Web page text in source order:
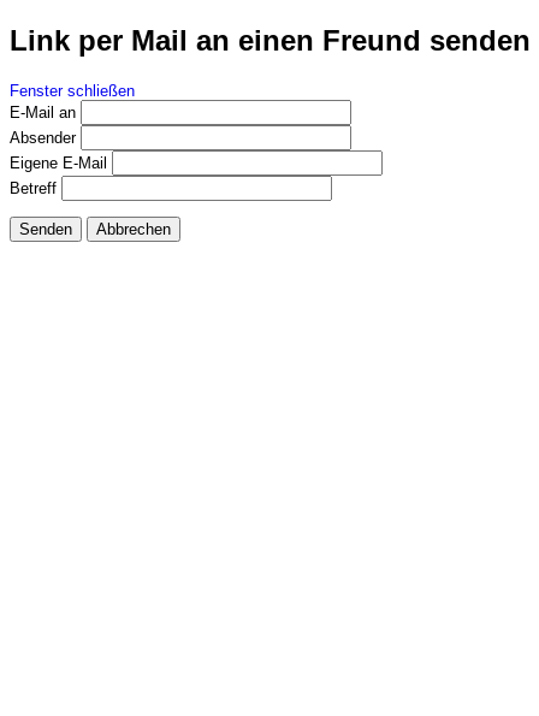
Link per Mail an einen Freund senden
Fenster schließen
E-Mail an
Absender
Eigene E-Mail
Betreff
Senden Abbrechen